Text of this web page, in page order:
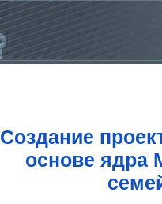
Создание
основе ядра